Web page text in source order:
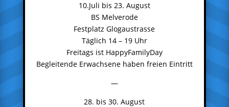
10.Juli bis 23. August
BS Melverode
Festplatz Glogaustrasse
Täglich 14 – 19 Uhr
Freitags ist HappyFamilyDay
Begleitende Erwachsene haben freien Eintritt
—
28. bis 30. August